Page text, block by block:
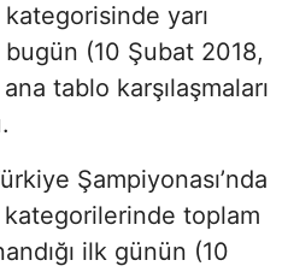
yarı
(10 Şubat 2018,
tablo karşılaşmaları
Şampiyonası’nda
toplam
ilk günün (10